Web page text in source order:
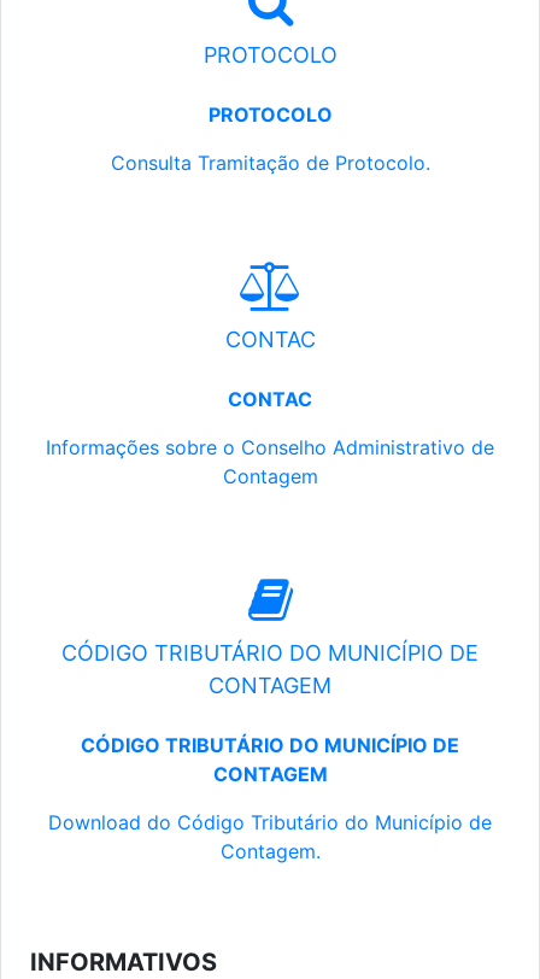
PROTOCOLO
PROTOCOLO
Consulta Tramitação de Protocolo.
CONTAC
CONTAC
Informações sobre o Conselho Administrativo de
Contagem
CÓDIGO TRIBUTÁRIO DO MUNICÍPIO DE
CONTAGEM
CÓDIGO TRIBUTÁRIO DO MUNICÍPIO DE
CONTAGEM
Download do Código Tributário do Município de
Contagem.
INFORMATIVOS